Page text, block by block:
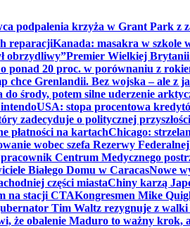
podpalenia krzyża w Grant Park z
reparacjiKanada: masakra w szkole
obrzydliwy”Premier Wielkiej Brytanii
o ponad 20 proc. w porównaniu z
chce Grenlandii. Bez wojska – ale z
środy, potem silne uderzenie
USA: stopa procentowa
zadecyduje o politycznej
płatności na kartachChicago:
wobec szefa Rezerwy Federalnej
Centrum Medycznego
Białego Domu w CaracasNowe
części miastaChiny karzą
na stacji CTAKongresmen Mike
Tim Waltz rezygnuje z
że obalenie Maduro to ważny krok,